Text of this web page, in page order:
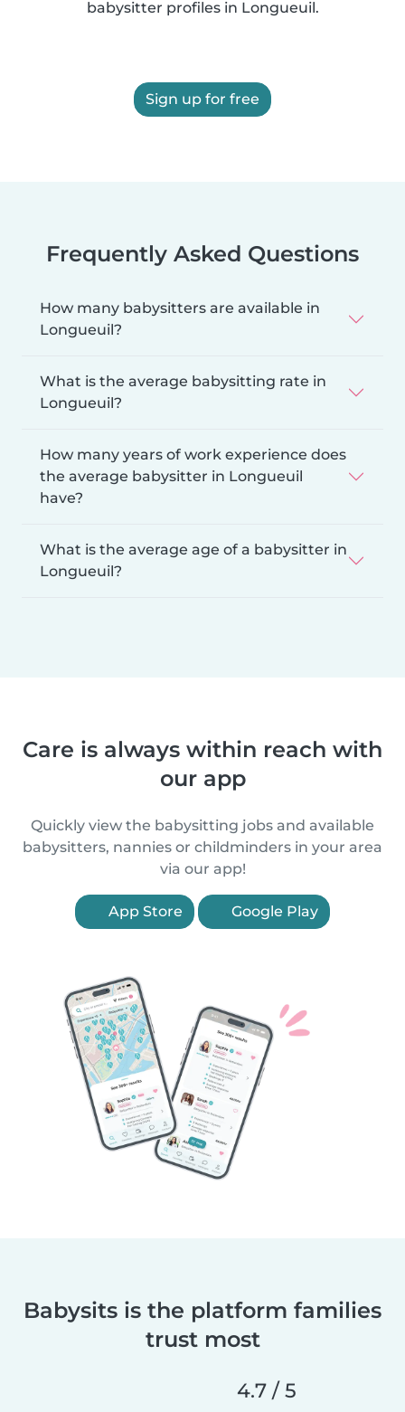
babysitter profiles in Longueuil.
Sign up for free
Frequently Asked Questions
How many babysitters are available in
Longueuil?
What is the average babysitting rate in
Longueuil?
How many years of work experience does
the average babysitter in Longueuil
have?
What is the average age of a babysitter in
Longueuil?
Care is always within reach with
our app
Quickly view the babysitting jobs and available
babysitters, nannies or childminders in your area
via our app!
App Store Google Play
Babysits is the platform families
trust most
4.7 / 5